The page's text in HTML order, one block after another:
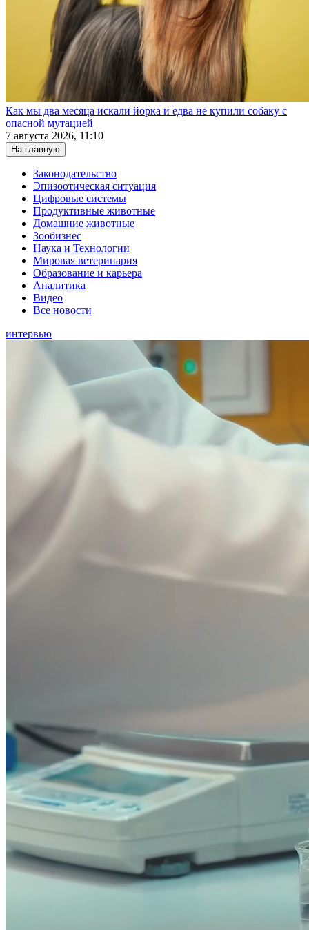
Как мы два месяца искали йорка и едва не купили собаку с
опасной мутацией
7 августа 2026, 11:10
На главную
Законодательство
Эпизоотическая ситуация
Цифровые системы
Продуктивные животные
Домашние животные
Зообизнес
Наука и Технологии
Мировая ветеринария
Образование и карьера
Аналитика
Видео
Все новости
интервью